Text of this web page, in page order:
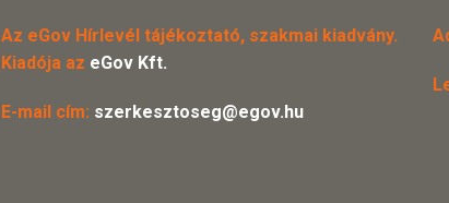
Az eGov Hírlevél tájékoztató, szakmai kiadvány.
Kiadója az eGov Kft.
E-mail cím: szerkesztoseg@egov.hu